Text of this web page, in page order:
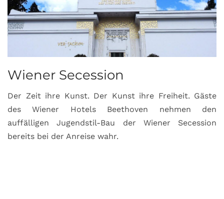
Wiener Secession
Der Zeit ihre Kunst. Der Kunst ihre Freiheit. Gäste
des Wiener Hotels Beethoven nehmen den
auffälligen Jugendstil-Bau der Wiener Secession
bereits bei der Anreise wahr.